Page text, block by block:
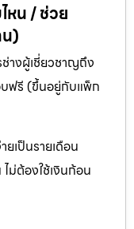
หน / ช่วย
)
างผู้เชี่ยวชาญถึง
บฟรี (ขึ้นอยู่กับแพ็ก
ยเป็นรายเดือน
ม่ต้องใช้เงินก้อน